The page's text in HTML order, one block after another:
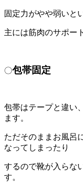
固定力がやや弱いと
主には筋肉のサポー
〇包帯固定
包帯はテープと違い、
ます。
ただそのままお風呂
なってしまったり
するので靴が入らな
す。